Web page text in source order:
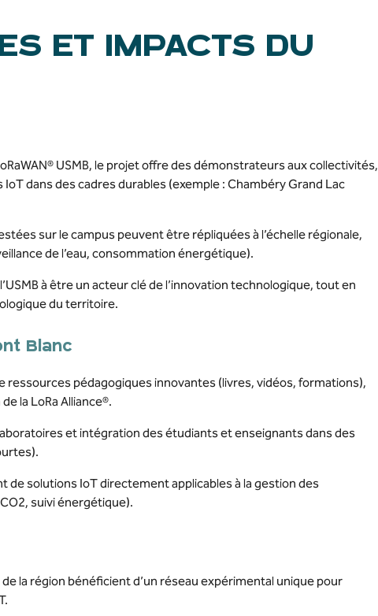
ET IMPACTS DU
USMB, le projet offre des démonstrateurs aux collectivités,
dans des cadres durables (exemple : Chambéry Grand Lac
sur le campus peuvent être répliquées à l’échelle régionale,
de l’eau, consommation énergétique).
à être un acteur clé de l’innovation technologique, tout en
du territoire.
Blanc
ressources pédagogiques innovantes (livres, vidéos, formations),
la LoRa Alliance®.
et intégration des étudiants et enseignants dans des
de solutions IoT directement applicables à la gestion des
suivi énergétique).
la région bénéficient d’un réseau expérimental unique pour